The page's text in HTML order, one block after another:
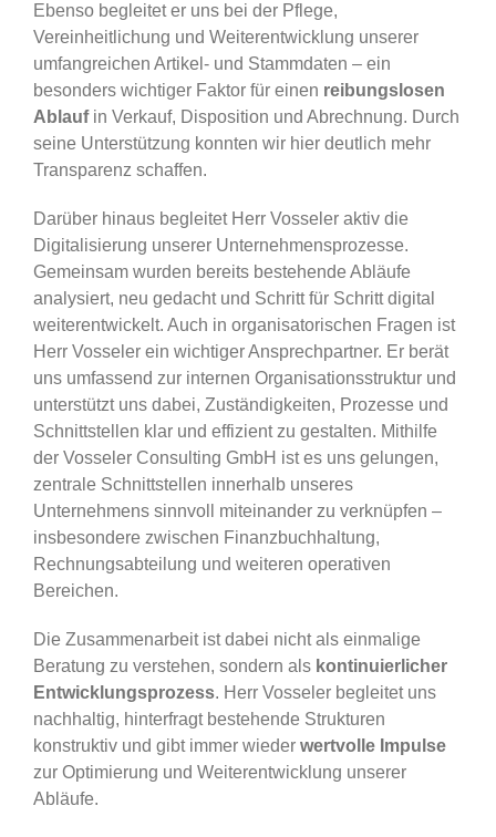
Ebenso begleitet er uns bei der Pflege,
Vereinheitlichung und Weiterentwicklung unserer
umfangreichen Artikel- und Stammdaten – ein
besonders wichtiger Faktor für einen reibungslosen
Ablaufin Verkauf, Disposition und Abrechnung. Durch
seine Unterstützung konnten wir hier deutlich mehr
Transparenz schaffen.
Darüber hinaus begleitet Herr Vosseler aktiv die
Digitalisierung unserer Unternehmensprozesse.
Gemeinsam wurden bereits bestehende Abläufe
analysiert, neu gedacht und Schritt für Schritt digital
weiterentwickelt. Auch in organisatorischen Fragen ist
Herr Vosseler ein wichtiger Ansprechpartner. Er berät
uns umfassend zur internen Organisationsstruktur und
unterstützt uns dabei, Zuständigkeiten, Prozesse und
Schnittstellen klar und effizient zu gestalten. Mithilfe
der Vosseler Consulting GmbH ist es uns gelungen,
zentrale Schnittstellen innerhalb unseres
Unternehmens sinnvoll miteinander zu verknüpfen –
insbesondere zwischen Finanzbuchhaltung,
Rechnungsabteilung und weiteren operativen
Bereichen.
Die Zusammenarbeit ist dabei nicht als einmalige
Beratung zu verstehen, sondern als kontinuierlicher
Entwicklungsprozess. Herr Vosseler begleitet uns
nachhaltig, hinterfragt bestehende Strukturen
konstruktiv und gibt immer wieder wertvolle Impulse
zur Optimierung und Weiterentwicklung unserer
Abläufe.